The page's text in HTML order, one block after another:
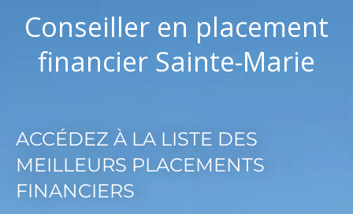
Conseiller en placement
financier Sainte-Marie
ACCÉDEZ À LA LISTE DES
MEILLEURS PLACEMENTS
FINANCIERS